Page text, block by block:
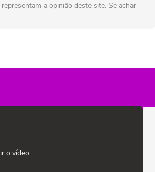
a opinião deste site. Se achar
o vídeo